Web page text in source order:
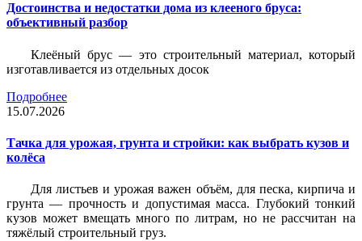
Достоинства и недостатки дома из клееного бруса:
объективный разбор
Клеёный брус — это строительный материал, который
изготавливается из отдельных досок
Подробнее
15.07.2026
Тачка для урожая, грунта и стройки: как выбрать кузов и
колёса
Для листьев и урожая важен объём, для песка, кирпича и
грунта — прочность и допустимая масса. Глубокий тонкий
кузов может вмещать много по литрам, но не рассчитан на
тяжёлый строительный груз.